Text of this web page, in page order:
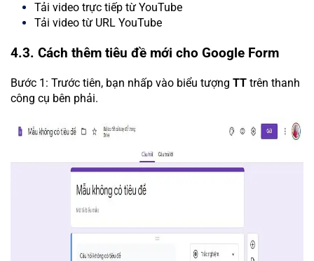
Tải video trực tiếp từ YouTube
Tải video từ URL YouTube
4.3. Cách thêm tiêu đề mới cho Google Form
Bước 1: Trước tiên, bạn nhấp vào biểu tượng TT trên thanh
công cụ bên phải.